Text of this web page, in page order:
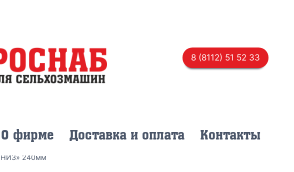
8 (8112) 51 52 33
О фирме Доставка и оплата Контакты
240мм